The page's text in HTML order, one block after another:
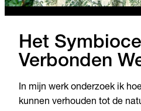
Het
Verbonden
In mijn werk onderzoek ik
kunnen verhouden tot de